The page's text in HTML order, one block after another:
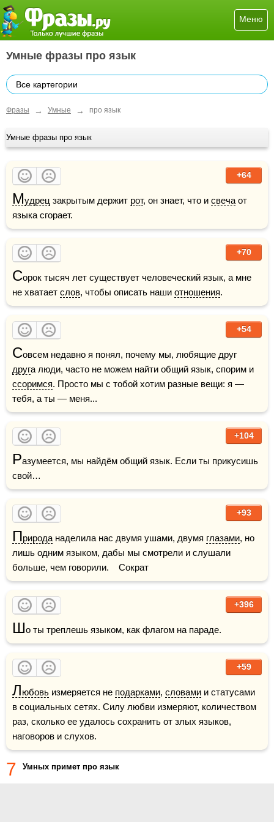
Меню
Умные фразы про язык
Все картегории
Фразы → Умные → про язык
Умные фразы про язык
+64
Мудрец закрытым держит рот, он знает, что и свеча от
языка сгорает.
+70
Сорок тысяч лет существует человеческий язык, а мне
не хватает слов, чтобы описать наши отношения.
+54
С
друг
ссоримся. Просто мы с тобой хотим разные вещи: я —
тебя, а ты — меня...
+104
Разумеется, мы найдём общий язык. Если ты прикусишь
свой…
+93
Природа наделила нас двумя ушами, двумя глазами, но
лишь одним языком, дабы мы смотрели и слушали
больше, чем говорили.    Сократ
+396
Шо ты треплешь языком, как флагом на параде.
+59
Любовь измеряется не подарками, словами и статусами
в социальных сетях. Силу любви измеряют, количеством
раз, сколько ее удалось сохранить от злых языков,
наговоров и слухов.
7 Умных примет про язык